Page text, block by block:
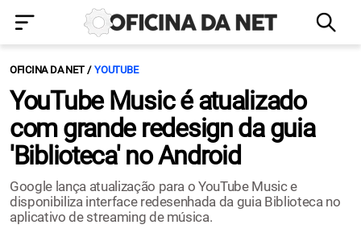
OFICINA DA NET YOUTUBE
YouTube Music é atualizado
com grande redesign da guia
'Biblioteca' no Android
Google lança atualização para o YouTube Music e
disponibiliza interface redesenhada da guia Biblioteca no
aplicativo de streaming de música.